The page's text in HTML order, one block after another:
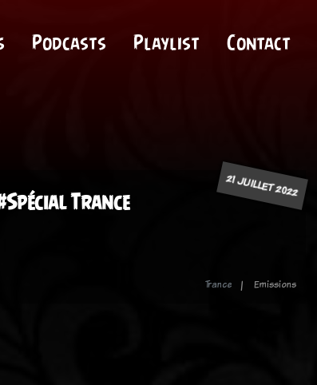
Podcasts Playlist Contact
21 JUILLET 2022
Trance
Trance Emissions